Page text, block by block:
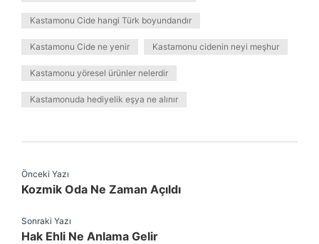
Kastamonu Cide hangi Türk boyundandır
Kastamonu Cide ne yenir Kastamonu cidenin neyi meşhur
Kastamonu yöresel ürünler nelerdir
Kastamonuda hediyelik eşya ne alınır
Önceki Yazı
Kozmik Oda Ne Zaman Açıldı
Sonraki Yazı
Hak Ehli Ne Anlama Gelir